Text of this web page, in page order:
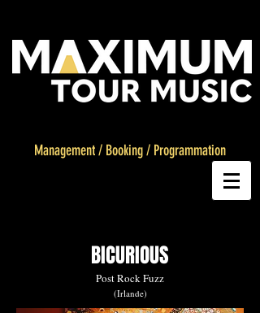
Management/ Booking/ Programmation
BICURIOUS
Post Rock Fuzz
(Irlande)